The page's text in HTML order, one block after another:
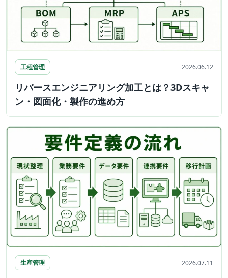
工程管理 2026.06.12
リバースエンジニアリング加工とは？3Dスキャ
ン・図面化・製作の進め方
生産管理 2026.07.11